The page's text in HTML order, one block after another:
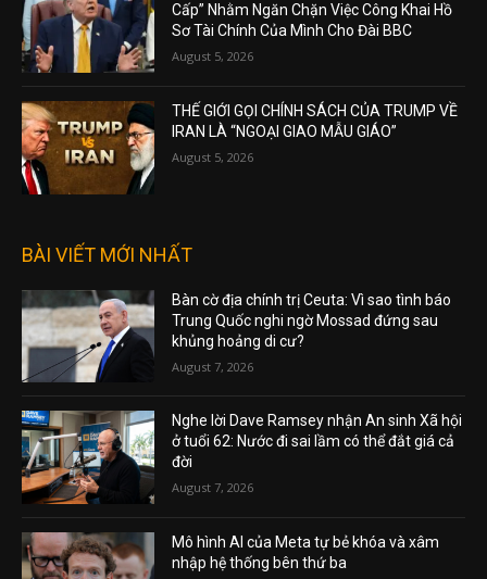
Cấp” Nhằm Ngăn Chặn Việc Công Khai Hồ
Sơ Tài Chính Của Mình Cho Đài BBC
August 5, 2026
THẾ GIỚI GỌI CHÍNH SÁCH CỦA TRUMP VỀ
IRAN LÀ “NGOẠI GIAO MẪU GIÁO”
August 5, 2026
BÀI VIẾT MỚI NHẤT
Bàn cờ địa chính trị Ceuta: Vì sao tình báo
Trung Quốc nghi ngờ Mossad đứng sau
khủng hoảng di cư?
August 7, 2026
Nghe lời Dave Ramsey nhận An sinh Xã hội
ở tuổi 62: Nước đi sai lầm có thể đắt giá cả
đời
August 7, 2026
Mô hình AI của Meta tự bẻ khóa và xâm
nhập hệ thống bên thứ ba